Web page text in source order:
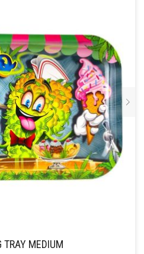
TRAY MEDIUM